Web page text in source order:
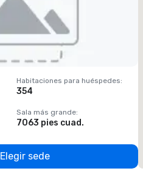
Habitaciones para huéspedes:
354
Sala más grande:
7063 pies cuad.
Elegir sede